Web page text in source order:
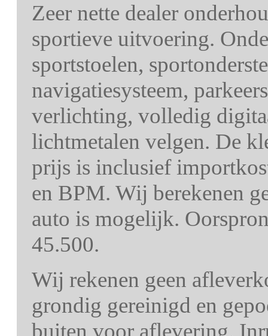
Zeer nette dealer
sportieve uitvoering.
sportstoelen,
navigatiesysteem,
verlichting, volledig
lichtmetalen velgen. De
prijs is inclusief
en BPM. Wij berekenen
auto is mogelijk.
45.500.
Wij rekenen geen
grondig gereinigd en
buiten voor aflevering.